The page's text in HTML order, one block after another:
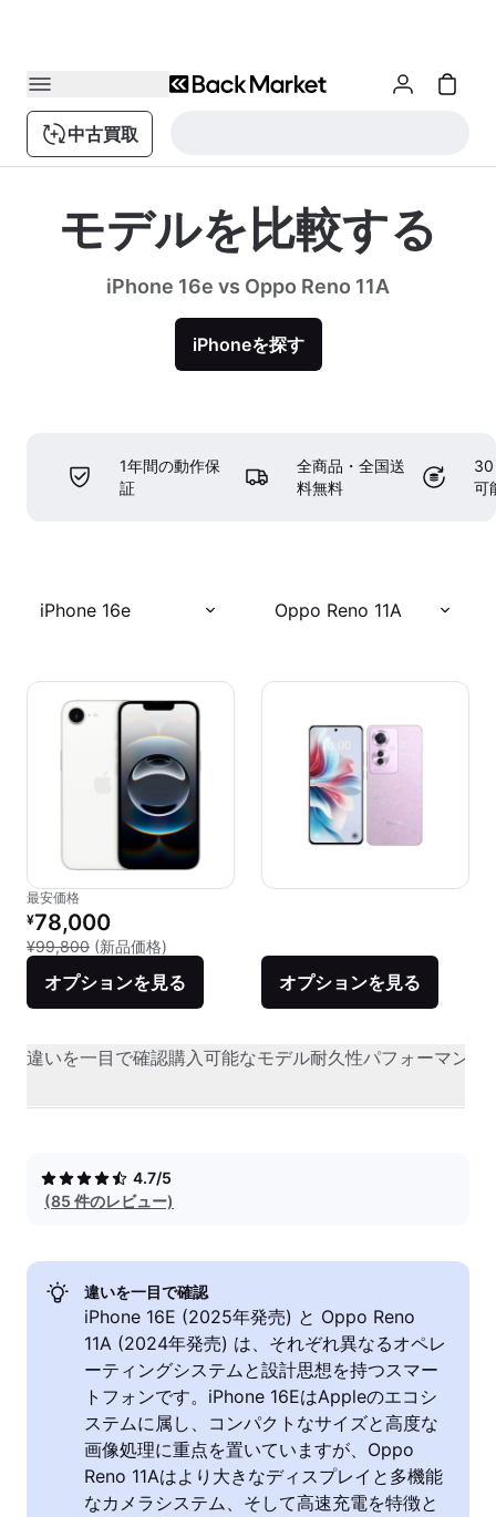
中古買取
モデルを比較する
iPhone 16e vs Oppo Reno 11A
iPhoneを探す
1年間の動作保
証
全商品・全国送
料無料
30
可
iPhone 16e Oppo Reno 11A
最安価格
リファービッシュ品の価格：
¥78,000
¥99,800 (新品価格)
オプションを見る オプションを見る
違いを一目で確認購入可能なモデル耐久性パフォーマンス
4.7/5
(85 件のレビュー)
違いを一目で確認
iPhone 16E (2025年発売) と Oppo Reno
11A (2024年発売) は、それぞれ異なるオペレ
ーティングシステムと設計思想を持つスマー
トフォンです。iPhone 16EはAppleのエコシ
ステムに属し、コンパクトなサイズと高度な
画像処理に重点を置いていますが、Oppo
Reno 11Aはより大きなディスプレイと多機能
なカメラシステム、そして高速充電を特徴と